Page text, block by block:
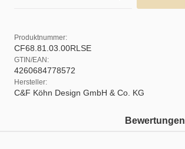
Produktnummer:
CF68.81.03.00RLSE
GTIN/EAN:
4260684778572
Hersteller:
C&F Köhn Design GmbH & Co. KG
Bewertungen